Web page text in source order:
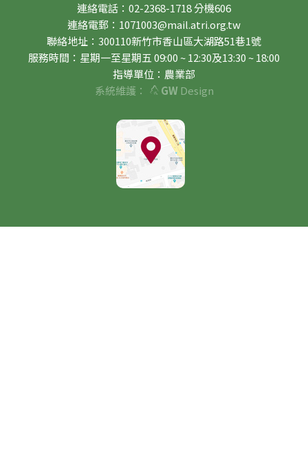
連絡電話：02-2368-1718 分機606
連絡電郵：1071003@mail.atri.org.tw
聯絡地址：300110新竹市香山區大湖路51巷1號
服務時間：星期一至星期五 09:00 ~ 12:30及13:30 ~ 18:00
指導單位：農業部
系統維護：
GWDesign